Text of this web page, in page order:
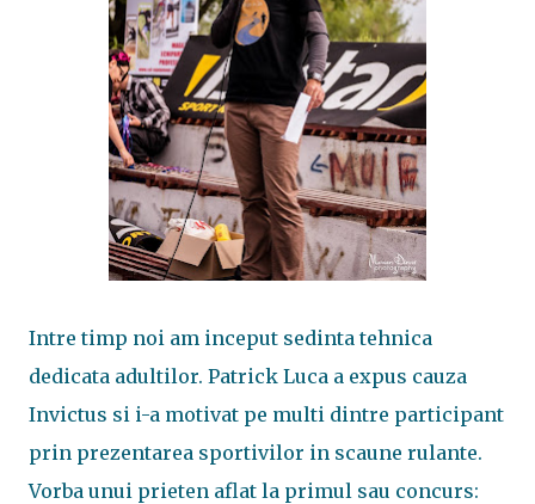
Intre timp noi am inceput sedinta tehnica
dedicata adultilor. Patrick Luca a expus cauza
Invictus si i-a motivat pe multi dintre participant
prin prezentarea sportivilor in scaune rulante.
Vorba unui prieten aflat la primul sau concurs: